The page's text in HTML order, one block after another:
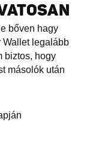
bőven hagy
Wallet legalább
biztos, hogy
másolók után